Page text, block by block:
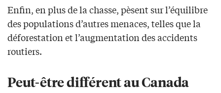
Enfin, en plus de la chasse, pèsent sur l’équilibre
des populations d’autres menaces, telles que la
déforestation et l’augmentation des accidents
routiers.
Peut-être différent au Canada